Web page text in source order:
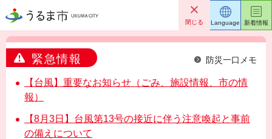
うるま市 閉じる
緊急情報 防災一口メモ
【台風】重要なお知らせ（ごみ、施設情報、市の情
報）
【8月3日】台風第13号の接近に伴う注意喚起と事前
の備えについて
Language 新着情報